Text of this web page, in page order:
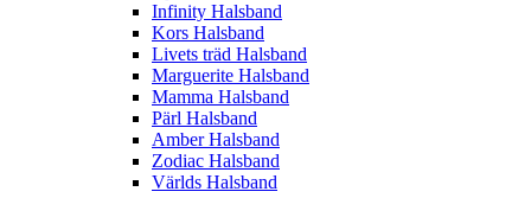
Infinity Halsband
Kors Halsband
Livets träd Halsband
Marguerite Halsband
Mamma Halsband
Pärl Halsband
Amber Halsband
Zodiac Halsband
Världs Halsband